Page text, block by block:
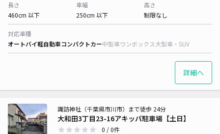
長さ
460cm 以下
車幅
250cm 以下
高さ
制限なし
対応車種
オートバイ軽自動車コンパクトカー中型車ワンボックス大型車・SUV
詳細へ
大和田3丁目23-16アキッパ駐車場【土日】
諏訪神社（千葉県市川市）まで徒歩 24分
0 / 0件